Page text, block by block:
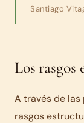
Santiago
Los rasgos
A través de las
rasgos